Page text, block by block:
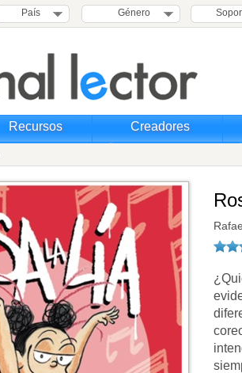
País Género
Recursos Creadores